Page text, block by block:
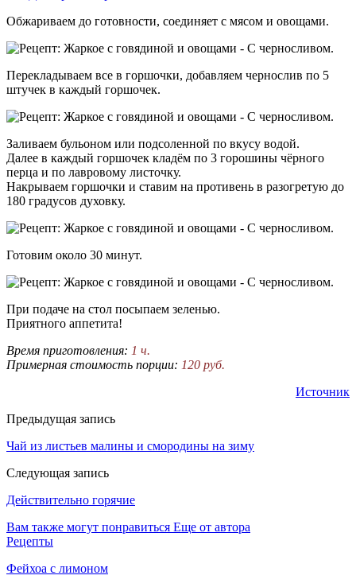
Обжариваем до готовности, соединяет с мясом и овощами.
Перекладываем все в горшочки, добавляем чернослив по 5
штучек в каждый горшочек.
Заливаем бульоном или подсоленной по вкусу водой.
Далее в каждый горшочек кладём по 3 горошины чёрного
перца и по лавровому листочку.
Накрываем горшочки и ставим на противень в разогретую до
180 градусов духовку.
Готовим около 30 минут.
При подаче на стол посыпаем зеленью.
Приятного аппетита!
Время приготовления: 1 ч.
Примерная стоимость порции: 120 руб.
Источник
Предыдущая запись
Чай из листьев малины и смородины на зиму
Следующая запись
Действительно горячие
Вам также могут понравиться Еще от автора
Рецепты
Фейхоа с лимоном